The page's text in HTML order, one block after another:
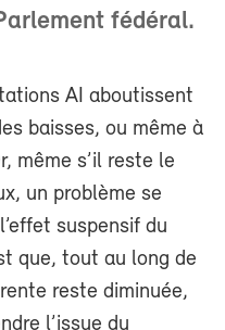
fédéral.
AI aboutissent
baisses, ou même à
même s’il reste le
un problème se
suspensif du
que, tout au long de
reste diminuée,
l’issue du